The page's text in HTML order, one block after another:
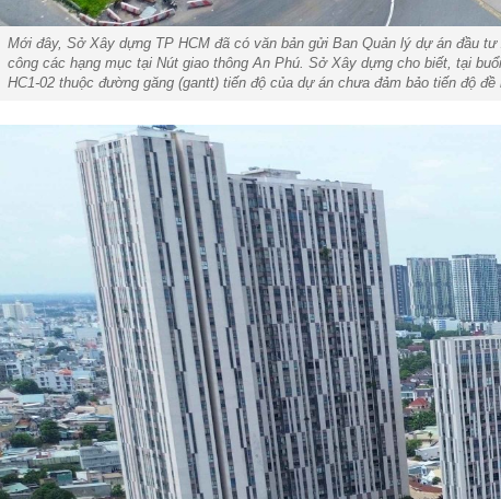
Mới đây, Sở Xây dựng TP HCM đã có văn bản gửi Ban Quản lý dự án đầu
công các hạng mục tại Nút giao thông An Phú. Sở Xây dựng cho biết, tại
HC1-02 thuộc đường găng (gantt) tiến độ của dự án chưa đảm bảo tiến độ